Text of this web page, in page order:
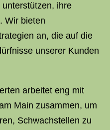
ihre
Wir bieten
an, die auf die
unserer Kunden
arbeitet eng mit
Main zusammen, um
Schwachstellen zu